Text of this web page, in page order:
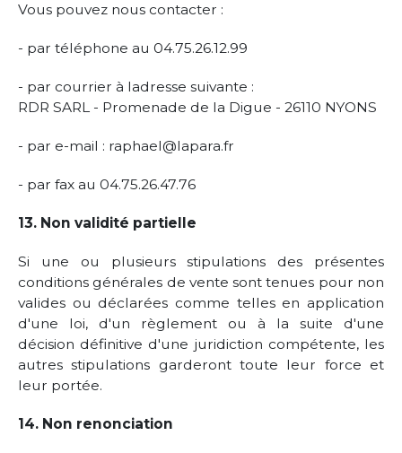
Vous pouvez nous contacter :
- par téléphone au 04.75.26.12.99
- par courrier à ladresse suivante :
RDR SARL - Promenade de la Digue - 26110 NYONS
- par e-mail : raphael@lapara.fr
- par fax au 04.75.26.47.76
13. Non validité partielle
Si une ou plusieurs stipulations des présentes
conditions générales de vente sont tenues pour non
valides ou déclarées comme telles en application
d'une loi, d'un règlement ou à la suite d'une
décision définitive d'une juridiction compétente, les
autres stipulations garderont toute leur force et
leur portée.
14. Non renonciation